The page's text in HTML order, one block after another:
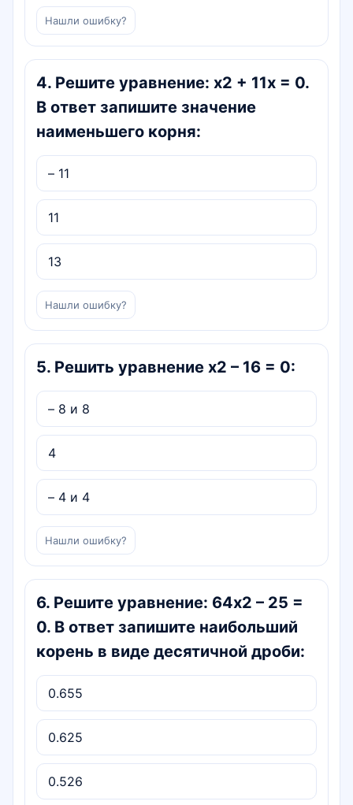
Нашли ошибку?
4. Решите уравнение: х2 + 11х = 0.
В ответ запишите значение
наименьшего корня:
– 11
11
13
Нашли ошибку?
5. Решить уравнение x2 – 16 = 0:
– 8 и 8
4
– 4 и 4
Нашли ошибку?
6. Решите уравнение: 64х2 – 25 =
0. В ответ запишите наибольший
корень в виде десятичной дроби:
0.655
0.625
0.526